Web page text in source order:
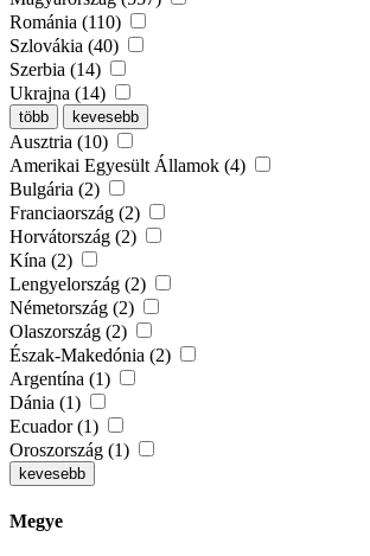
Románia (110)
Szlovákia (40)
Szerbia (14)
Ukrajna (14)
több kevesebb
Ausztria (10)
Amerikai Egyesült Államok (4)
Bulgária (2)
Franciaország (2)
Horvátország (2)
Kína (2)
Lengyelország (2)
Németország (2)
Olaszország (2)
Észak-Makedónia (2)
Argentína (1)
Dánia (1)
Ecuador (1)
Oroszország (1)
kevesebb
Megye